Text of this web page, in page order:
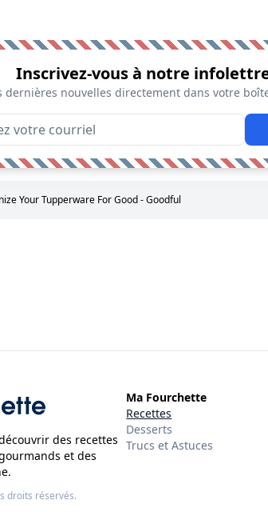
Inscrivez-vous à notre
dernières nouvelles directement dans votre
Your Tupperware For Good - Goodful
des recettes
et des
droits réservés.
Ma Fourchette
Recettes
Desserts
Trucs et Astuces